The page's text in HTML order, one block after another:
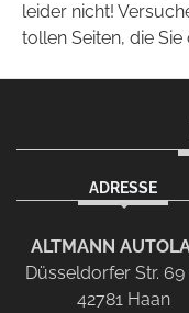
leider nicht!
tollen Seiten, die
ADRESSE
ALTMANN
Düsseldorfer Str.
42781 Haan